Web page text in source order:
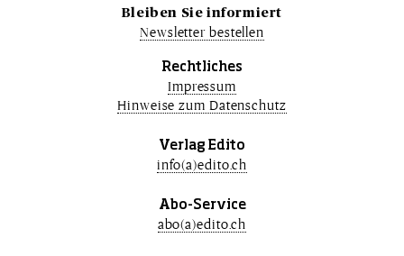
Bleiben Sie informiert
Newsletter bestellen
Rechtliches
Impressum
Hinweise zum Datenschutz
Verlag Edito
info(a)edito.ch
Abo-Service
abo(a)edito.ch